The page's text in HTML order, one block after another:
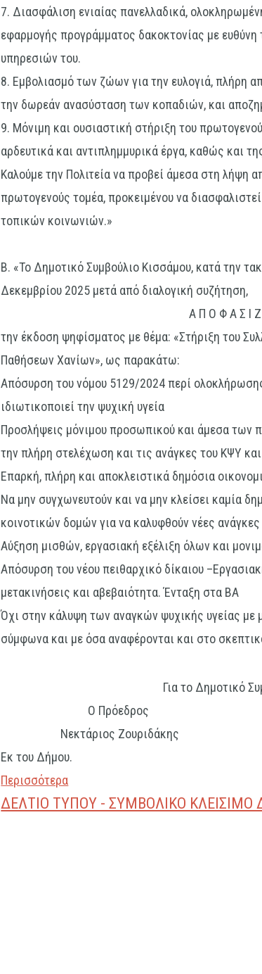
7. Διασφάλιση ενιαίας πανελλαδικά,
εφαρμογής προγράμματος δακοκτονίας με
υπηρεσιών του.
8. Εμβολιασμό των ζώων για την ευλογιά, πλήρη
την δωρεάν ανασύσταση των κοπαδιών, και
9. Μόνιμη και ουσιαστική στήριξη του
αρδευτικά και αντιπλημμυρικά έργα, καθώς και
Καλούμε την Πολιτεία να προβεί άμεσα στη λήψη
πρωτογενούς τομέα, προκειμένου να
τοπικών κοινωνιών.»
Β. «Το Δημοτικό Συμβούλιο Κισσάμου, κατά την
Δεκεμβρίου 2025 μετά από διαλογική συζήτηση,
Α Π Ο Φ Α Σ Ι
την έκδοση ψηφίσματος με θέμα: «Στήριξη του
Παθήσεων Χανίων», ως παρακάτω:
Απόσυρση του νόμου 5129/2024 περί
ιδιωτικοποιεί την ψυχική υγεία
Προσλήψεις μόνιμου προσωπικού και άμεσα των
την πλήρη στελέχωση και τις ανάγκες του ΚΨΥ
Επαρκή, πλήρη και αποκλειστικά δημόσια
Να μην συγχωνευτούν και να μην κλείσει καμία
κοινοτικών δομών για να καλυφθούν νέες
Αύξηση μισθών, εργασιακή εξέλιξη όλων και
Απόσυρση του νέου πειθαρχικό δίκαιου
μετακινήσεις και αβεβαιότητα. Ένταξη στα ΒΑ
Όχι στην κάλυψη των αναγκών ψυχικής υγείας με
σύμφωνα και με όσα αναφέρονται και στο
Για το Δημοτικό
Ο Πρόεδρος
Νεκτάριος
Εκ του Δήμου.
Περισσότερα
ΔΕΛΤΙΟ ΤΥΠΟΥ - ΣΥΜΒΟΛΙΚΟ